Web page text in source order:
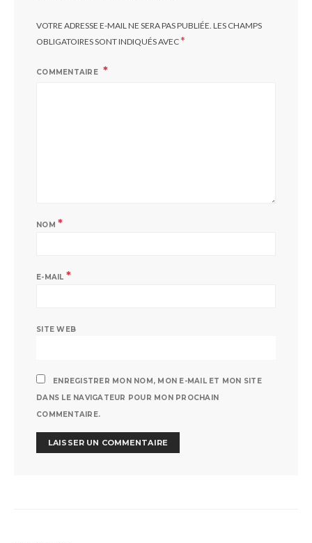
VOTRE ADRESSE E-MAIL NE SERA PAS PUBLIÉE. LES CHAMPS
OBLIGATOIRES SONT INDIQUÉS AVEC*
COMMENTAIRE
NOM *
E-MAIL *
SITE WEB
ENREGISTRER MON NOM, MON E-MAIL ET MON SITE
DANS LE NAVIGATEUR POUR MON PROCHAIN
COMMENTAIRE.